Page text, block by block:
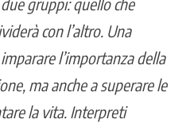
con l’altro. Una
l’importanza della
ma anche a superare le
la vita. Interpreti